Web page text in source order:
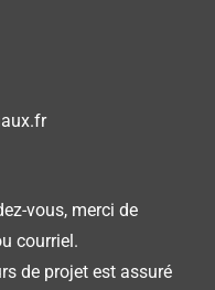
vous, merci de
courriel.
de projet est assuré